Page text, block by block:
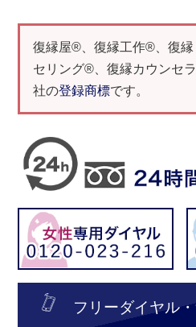
復縁屋®、復縁工作®、復
セリング®、復縁カウンセ
社の登録商標です。
フリーダイヤル